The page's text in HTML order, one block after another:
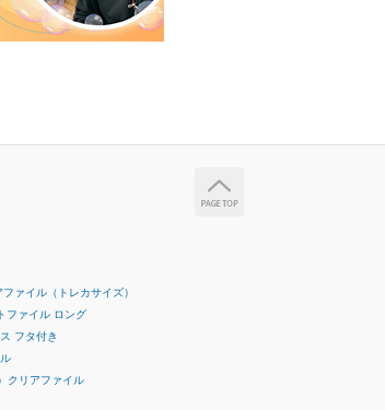
ファイル（トレカサイズ）
ファイル ロング
フタ付き
クリアファイル